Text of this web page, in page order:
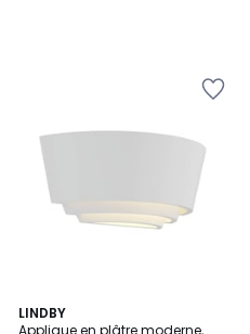
LINDBY
Applique en plâtre moderne,
5
/